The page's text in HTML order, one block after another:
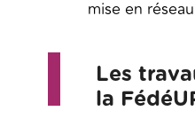
mise en
Les
la